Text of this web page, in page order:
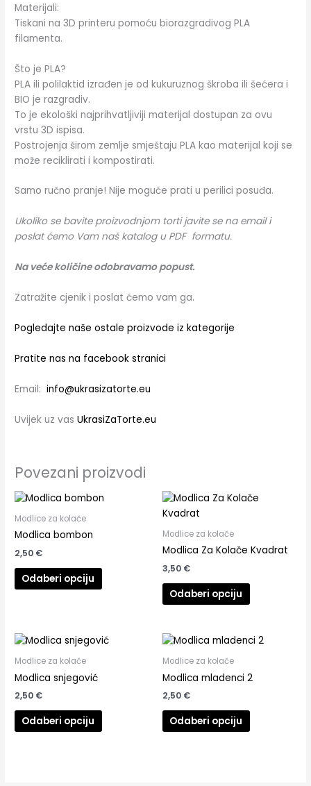
Materijali:
Tiskani na 3D printeru pomoću biorazgradivog PLA
filamenta.
Što je PLA?
PLA ili polilaktid izrađen je od kukuruznog škroba ili šećera i
BIO je razgradiv.
To je ekološki najprihvatljiviji materijal dostupan za ovu
vrstu 3D ispisa.
Postrojenja širom zemlje smještaju PLA kao materijal koji se
može reciklirati i kompostirati.
Samo ručno pranje! Nije moguće prati u perilici posuđa.
Ukoliko se bavite proizvodnjom torti javite se na email i
poslat ćemo Vam naš katalog u PDF formatu.
Na veće količine odobravamo popust.
Zatražite cjenik i poslat ćemo vam ga.
Pogledajte naše ostale proizvode iz kategorije
Pratite nas na facebook stranici
Email:info@ukrasizatorte.eu
Uvijek uz vasUkrasiZaTorte.eu
Povezani proizvodi
Modlice za kolače
Modlica bombon
2,50 €
Odaberi opciju
Modlice za kolače
Modlica Za Kolače Kvadrat
3,50 €
Odaberi opciju
Modlice za kolače
Modlica snjegović
2,50 €
Odaberi opciju
Modlice za kolače
Modlica mladenci 2
2,50 €
Odaberi opciju